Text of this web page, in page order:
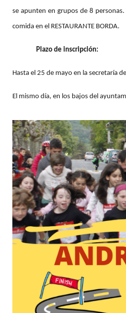
se apunten en grupos de 8
comida en el RESTAURANTE BORDA.
Plazo de inscripción:
Hasta el 25 de mayo en la secretaría
El mismo día, en los bajos del
Irudia